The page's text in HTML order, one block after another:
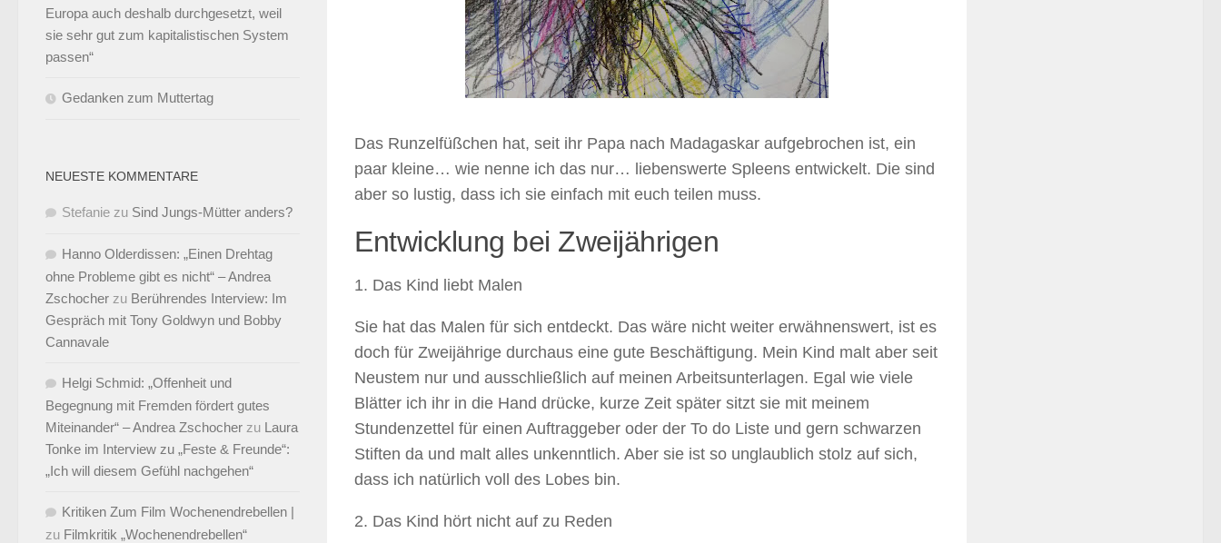
Das Runzelfüßchen hat, seit ihr Papa nach Madagaskar aufgebrochen ist, ein
paar kleine… wie nenne ich das nur… liebenswerte Spleens entwickelt. Die sind
aber so lustig, dass ich sie einfach mit euch teilen muss.
Entwicklung bei Zweijährigen
1. Das Kind liebt Malen
Sie hat das Malen für sich entdeckt. Das wäre nicht weiter erwähnenswert, ist es
doch für Zweijährige durchaus eine gute Beschäftigung. Mein Kind malt aber seit
Neustem nur und ausschließlich auf meinen Arbeitsunterlagen. Egal wie viele
Blätter ich ihr in die Hand drücke, kurze Zeit später sitzt sie mit meinem
Stundenzettel für einen Auftraggeber oder der To do Liste und gern schwarzen
Stiften da und malt alles unkenntlich. Aber sie ist so unglaublich stolz auf sich,
dass ich natürlich voll des Lobes bin.
2. Das Kind hört nicht auf zu Reden
Europa auch deshalb durchgesetzt, weil
sie sehr gut zum kapitalistischen System
passen“
Gedanken zum Muttertag
NEUESTE KOMMENTARE
Stefanie zu Sind Jungs-Mütter anders?
Hanno Olderdissen: „Einen Drehtag
ohne Probleme gibt es nicht“ – Andrea
Zschocher zu Berührendes Interview: Im
Gespräch mit Tony Goldwyn und Bobby
Cannavale
Helgi Schmid: „Offenheit und
Begegnung mit Fremden fördert gutes
Miteinander“ – Andrea Zschocher zu Laura
Tonke im Interview zu „Feste & Freunde“:
„Ich will diesem Gefühl nachgehen“
Kritiken Zum Film Wochenendrebellen |
zu Filmkritik „Wochenendrebellen“